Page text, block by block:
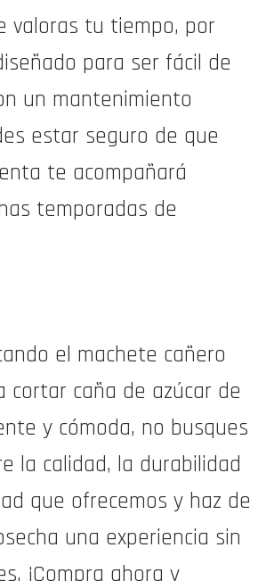
valoras tu tiempo, por
para ser fácil de
un mantenimiento
estar seguro de que
te acompañará
temporadas de
el machete cañero
cortar caña de azúcar de
y cómoda, no busques
la calidad, la durabilidad
que ofrecemos y haz de
una experiencia sin
¡Compra ahora y